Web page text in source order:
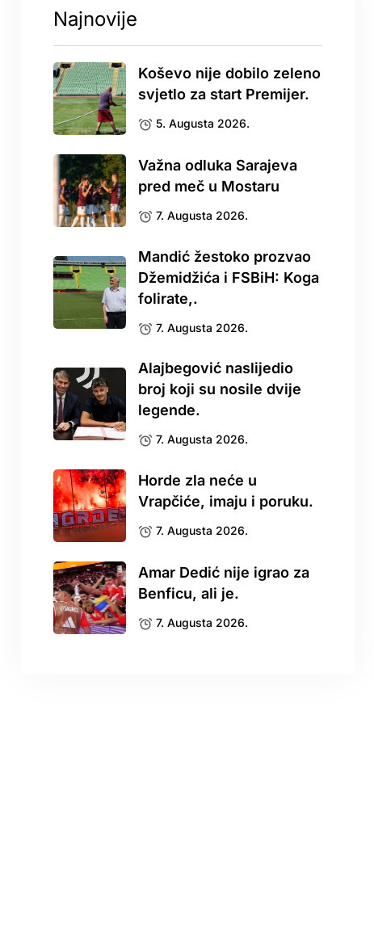
Najnovije
Koševo nije dobilo zeleno
svjetlo za start Premijer.
5. Augusta 2026.
Važna odluka Sarajeva
pred meč u Mostaru
7. Augusta 2026.
Mandić žestoko prozvao
Džemidžića i FSBiH: Koga
folirate,.
7. Augusta 2026.
Alajbegović naslijedio
broj koji su nosile dvije
legende.
7. Augusta 2026.
Horde zla neće u
Vrapčiće, imaju i poruku.
7. Augusta 2026.
Amar Dedić nije igrao za
Benficu, ali je.
7. Augusta 2026.